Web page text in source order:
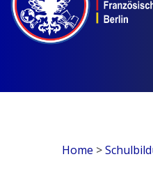
Home >